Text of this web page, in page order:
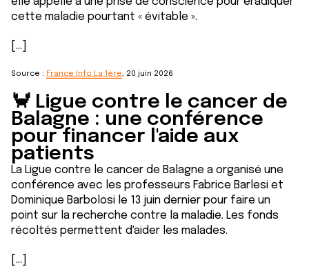
cette maladie pourtant « évitable ».
[...]
Source : France Info La 1ère, 20 juin 2026
🦀 Ligue contre le cancer de
Balagne : une conférence
pour financer l'aide aux
patients
La Ligue contre le cancer de Balagne a organisé une
conférence avec les professeurs Fabrice Barlesi et
Dominique Barbolosi le 13 juin dernier pour faire un
point sur la recherche contre la maladie. Les fonds
récoltés permettent d'aider les malades.
[...]